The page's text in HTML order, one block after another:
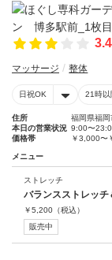
マッサージ 整体
日祝OK 21時以
住所
福岡県福
本日の営業状況 9:00〜
価格帯
￥3,000〜
メニュー
ストレッチ
バランスストレッ
￥5,200 （税込）
販売中